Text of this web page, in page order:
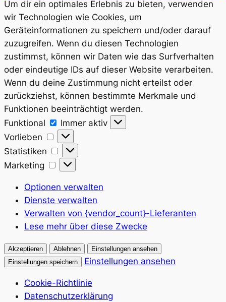
Um dir ein optimales Erlebnis zu bieten, verwenden
wir Technologien wie Cookies, um
Geräteinformationen zu speichern und/oder darauf
zuzugreifen. Wenn du diesen Technologien
zustimmst, können wir Daten wie das Surfverhalten
oder eindeutige IDs auf dieser Website verarbeiten.
Wenn du deine Zustimmung nicht erteilst oder
zurückziehst, können bestimmte Merkmale und
Funktionen beeinträchtigt werden.
Funktional
Funktional
Immer aktiv
Vorlieben
Vorlieben
Statistiken
Statistiken
Marketing
Marketing
Optionen verwalten
Dienste verwalten
Verwalten von {vendor_count}-Lieferanten
Lese mehr über diese Zwecke
Akzeptieren Ablehnen
Einstellungen ansehen
Einstellungen speichern
Einstellungen ansehen
Cookie-Richtlinie
Datenschutzerklärung